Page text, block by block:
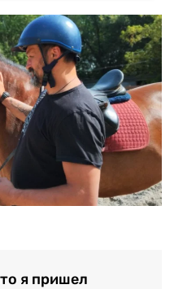
я пришел